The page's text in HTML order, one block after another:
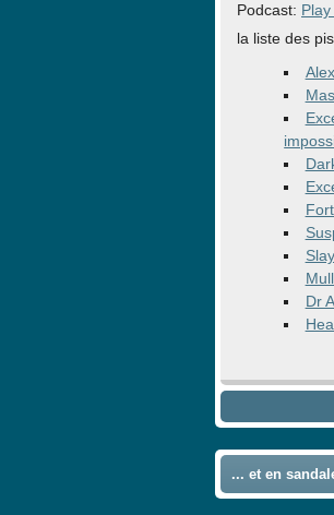
Podcast:
la liste des
Dr
... et en